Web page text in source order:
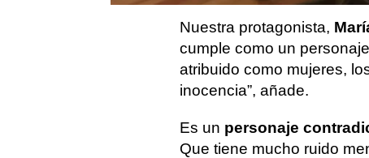
Nuestra protagonista,
cumple como un
atribuido como mujeres,
inocencia”, añade.
Es un personaje
Que tiene mucho ruido